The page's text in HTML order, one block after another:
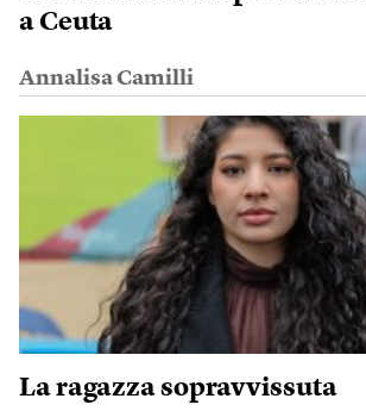
a Ceuta
Annalisa Camilli
La ragazza sopravvissuta